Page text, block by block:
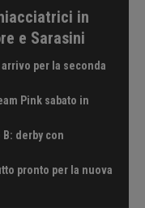
in
e Sarasini
per la seconda
Pink sabato in
derby con
pronto per la nuova